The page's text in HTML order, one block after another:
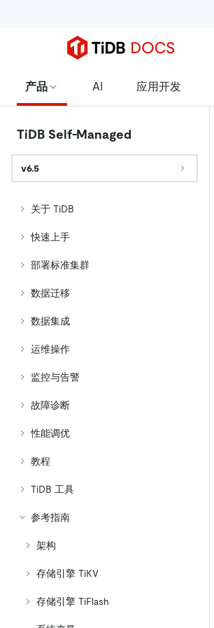
产品 AI 应用开发
TiDB Self-Managed
v6.5
关于 TiDB
快速上手
部署标准集群
数据迁移
数据集成
运维操作
监控与告警
故障诊断
性能调优
教程
TiDB 工具
参考指南
架构
存储引擎 TiKV
存储引擎 TiFlash